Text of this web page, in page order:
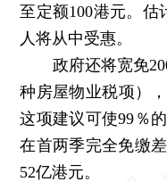
至定额100港元。估
人将从中受惠。
政府还将宽免
种房屋物业税项）
这项建议可使99％
在首两季完全免缴
52亿港元。